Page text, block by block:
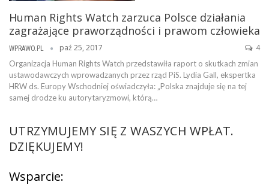
Human Rights Watch zarzuca Polsce działania
zagrażające praworządności i prawom człowieka
WPRAWO.PL paź 25, 2017 4
Organizacja Human Rights Watch przedstawiła raport o skutkach zmian
ustawodawczych wprowadzanych przez rząd PiS. Lydia Gall, ekspertka
HRW ds. Europy Wschodniej oświadczyła: „Polska znajduje się na tej
samej drodze ku autorytaryzmowi, którą…
UTRZYMUJEMY SIĘ Z WASZYCH WPŁAT.
DZIĘKUJEMY!
Wsparcie: